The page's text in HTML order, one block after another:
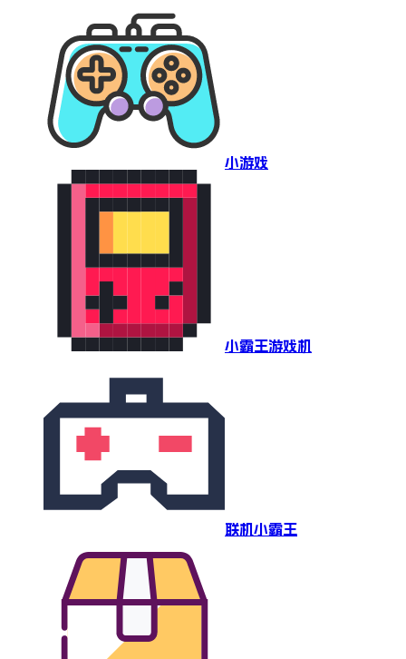
小游戏
小霸王游戏机
联机小霸王